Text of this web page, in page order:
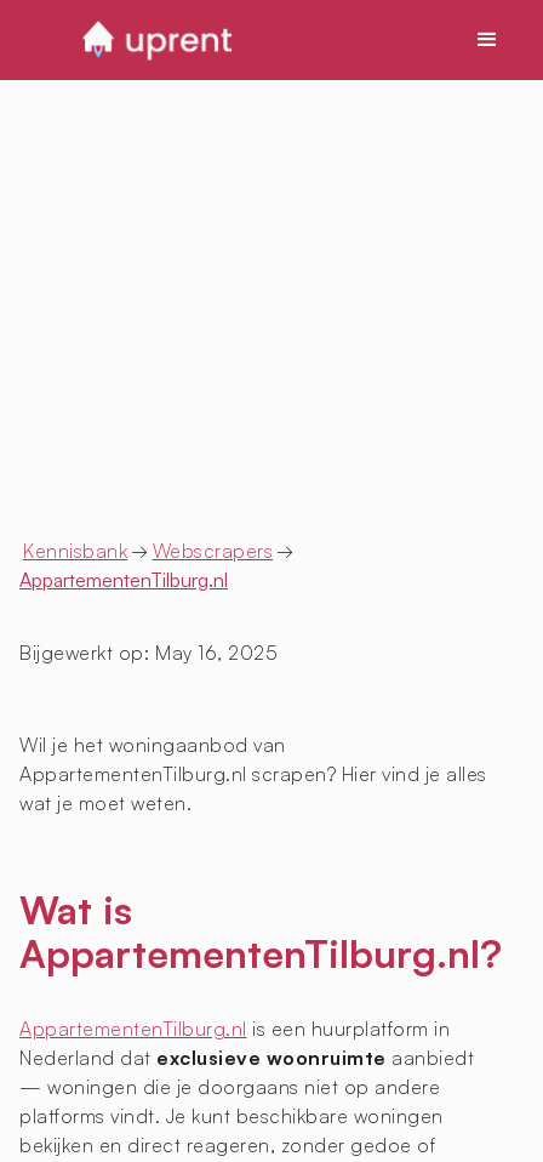
Kennisbank → Webscrapers →
AppartementenTilburg.nl
Bijgewerkt op: May 16, 2025
Wil je het woningaanbod van
AppartementenTilburg.nl scrapen? Hier vind je alles
wat je moet weten.
Wat is
AppartementenTilburg.nl?
AppartementenTilburg.nl is een huurplatform in
Nederland dat exclusieve woonruimte aanbiedt
— woningen die je doorgaans niet op andere
platforms vindt. Je kunt beschikbare woningen
bekijken en direct reageren, zonder gedoe of